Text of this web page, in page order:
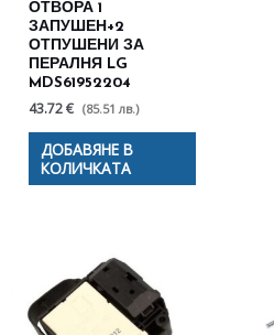
ОТВОРА 1
ЗАПУШЕН+2
ОТПУШЕНИ ЗА
ПЕРАЛНЯ LG
MDS61952204
43.72 € (85.51 лв.)
ДОБАВЯНЕ В
КОЛИЧКАТА